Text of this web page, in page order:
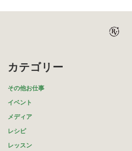
カテゴリー
その他お仕事
イベント
メディア
レシピ
レッスン